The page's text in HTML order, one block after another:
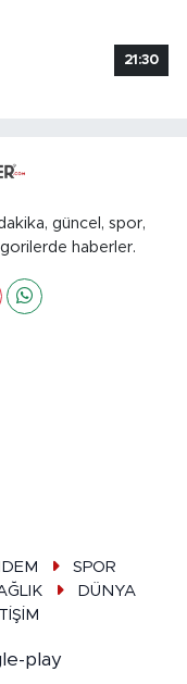
21:30
güncel, spor,
haberler.
SPOR
DÜNYA